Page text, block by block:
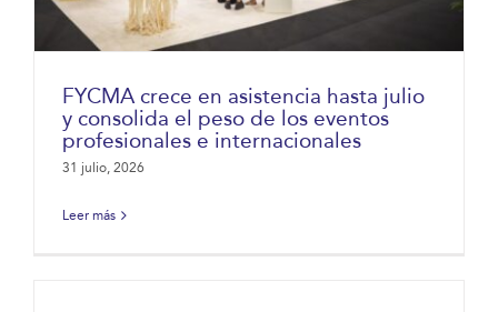
FYCMA crece en asistencia hasta julio
y consolida el peso de los eventos
profesionales e internacionales
31 julio, 2026
Leer más